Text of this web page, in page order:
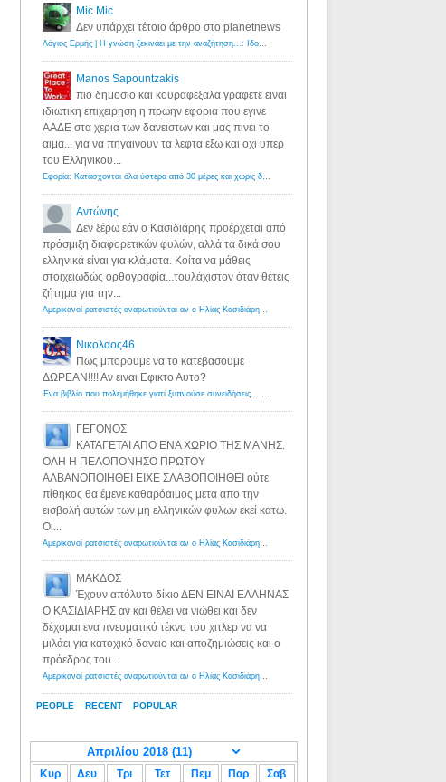
PEOPLE RECENT POPULAR
Mic Mic
Δεν υπάρχει τέτοιο άρθρο στο planetnews
Λόγιος Ερμής | Η γνώση ξεκινάει με την αναζήτηση...: Ιδού οι 18 που χρωστούν 11 δις ευρώ!
Manos Sapountzakis
πιο δημοσιο και κουραφεξαλα γραφετε ειναι
ιδιωτικη επιχειρηση η πρωην εφορια που εγινε
ΑΑΔΕ στα χερια των δανειστων και μας πινει το
αιμα... για να πηγαινουν τα λεφτα εξω και οχι υπερ
του Ελληνικου...
Εφορία: Κατάσχονται όλα ύστερα από 30 μέρες και χωρίς δικαστικές αποφάσεις - Λόγιος Ερμής
Αντώνης
Δεν ξέρω εάν ο Κασιδιάρης προέρχεται από
πρόσμιξη διαφορετικών φυλών, αλλά τα δικά σου
ελληνικά είναι για κλάματα. Κοίτα να μάθεις
στοιχειωδώς ορθογραφία...τουλάχιστον όταν θέτεις
ζήτημα για την...
Αμερικανοί ρατσιστές αναρωτιούνται αν ο Ηλίας Κασιδιάρης ανήκει στη λευκή φυλή... - Λόγιος Ερμής
Νικολαος46
Πως μπορουμε να το κατεβασουμε
ΔΩΡΕΑΝ!!!! Αν ειναι Εφικτο Αυτο?
Ένα βιβλίο που πολεμήθηκε γιατί ξυπνούσε συνειδήσεις... - Λόγιος Ερμής | Η γνώση ξεκινάει με την αναζήτηση...
ΓΕΓΟΝΟΣ
ΚΑΤΑΓΕΤΑΙ ΑΠΟ ΕΝΑ ΧΩΡΙΟ ΤΗΣ ΜΑΝΗΣ.
ΟΛΗ Η ΠΕΛΟΠΟΝΗΣΟ ΠΡΩΤΟΥ
ΑΛΒΑΝΟΠΟΙΗΘΕΙ ΕΙΧΕ ΣΛΑΒΟΠΟΙΗΘΕΙ ούτε
πίθηκος θα έμενε καθαρόαιμος μετα απο την
εισβολή αυτών των μη ελληνικών φυλων εκεί κατω.
Οι...
Αμερικανοί ρατσιστές αναρωτιούνται αν ο Ηλίας Κασιδιάρης ανήκει στη λευκή φυλή... - Λόγιος Ερμής
ΜΑΚΔΟΣ
Έχουν απόλυτο δίκιο ΔΕΝ ΕΙΝΑΙ ΕΛΛΗΝΑΣ
Ο ΚΑΣΙΔΙΑΡΗΣ αν και θέλει να νιώθει και δεν
δέχομαι ενα πνευματικό τέκνο του χιτλερ να να
μιλάει για κατοχικό δανειο και αποζημιώσεις και ο
πρόεδρος του...
Αμερικανοί ρατσιστές αναρωτιούνται αν ο Ηλίας Κασιδιάρης ανήκει στη λευκή φυλή... - Λόγιος Ερμής
Κυρ Δευ Τρι Τετ Πεμ Παρ Σαβ